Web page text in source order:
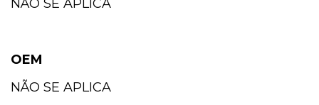
NÃO SE APLICA
OEM
NÃO SE APLICA